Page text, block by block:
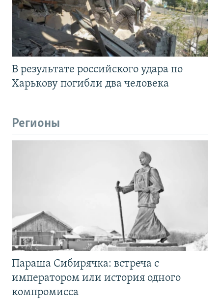
В результате российского удара по
Харькову погибли два человека
Регионы
Параша Сибирячка: встреча с
императором или история одного
компромисса